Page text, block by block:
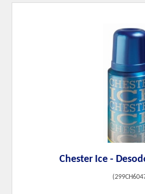
Chester Ice -
(